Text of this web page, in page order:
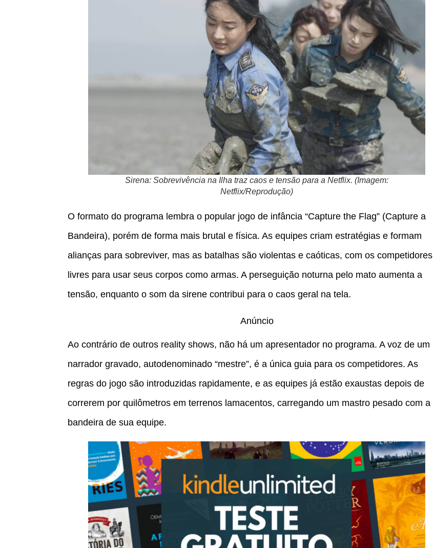
Sirena: Sobrevivência na Ilha traz caos e tensão para a Netflix. (Imagem:
Netflix/Reprodução)
O formato do programa lembra o popular jogo de infância “Capture the Flag” (Capture a
Bandeira), porém de forma mais brutal e física. As equipes criam estratégias e formam
alianças para sobreviver, mas as batalhas são violentas e caóticas, com os competidores
livres para usar seus corpos como armas. A perseguição noturna pelo mato aumenta a
tensão, enquanto o som da sirene contribui para o caos geral na tela.
Anúncio
Ao contrário de outros reality shows, não há um apresentador no programa. A voz de um
narrador gravado, autodenominado “mestre”, é a única guia para os competidores. As
regras do jogo são introduzidas rapidamente, e as equipes já estão exaustas depois de
correrem por quilômetros em terrenos lamacentos, carregando um mastro pesado com a
bandeira de sua equipe.